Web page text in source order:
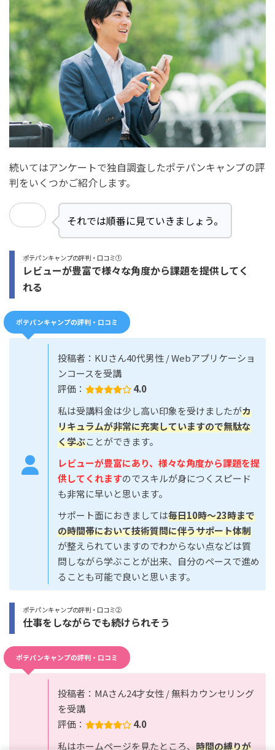
続いてはアンケートで独自調査したポテパンキャンプの評
判をいくつかご紹介します。
それでは順番に見ていきましょう。
ポテパンキャンプの評判・口コミ①
レビューが豊富で様々な角度から課題を提供してく
れる
ポテパンキャンプの評判・口コミ
投稿者：KUさん40代男性 / Webアプリケーショ
ンコースを受講
評価：
4.0
私は受講料金は少し高い印象を受けましたがカ
リキュラムが非常に充実していますので無駄な
く学ぶことができます。
レビューが豊富にあり、様々な角度から課題を提
供してくれますのでスキルが身につくスピード
も非常に早いと思います。
サポート面におきましては毎日10時〜23時まで
の時間帯において技術質問に伴うサポート体制
が整えられていますのでわからない点などは質
問しながら学ぶことが出来、自分のペースで進め
ることも可能で良いと思います。
ポテパンキャンプの評判・口コミ②
仕事をしながらでも続けられそう
ポテパンキャンプの評判・口コミ
投稿者：MAさん24才女性 / 無料カウンセリング
を受講
評価：
4.0
私はホームページを見たところ、 時間の縛りが